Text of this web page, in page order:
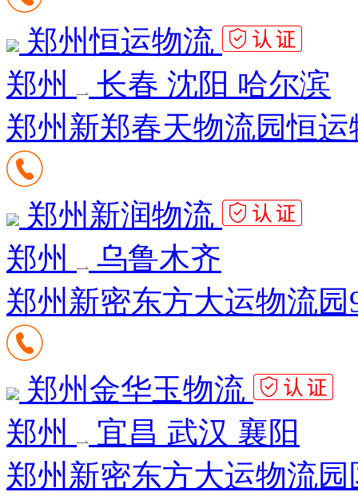
郑州恒运物流
郑州
长春 沈阳 哈尔滨
郑州新郑春天物流园恒运
郑州新润物流
郑州
乌鲁木齐
郑州新密东方大运物流园
郑州金华玉物流
郑州
宜昌 武汉 襄阳
郑州新密东方大运物流